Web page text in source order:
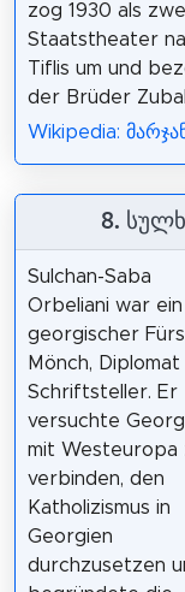
zog 1930 als
Staatstheater
Tiflis um und
der Brüder
Wikipedia:
8.
Sulchan-Saba
Orbeliani war ein
georgischer
Mönch, Diplomat
Schriftsteller. Er
versuchte
mit Westeuropa
verbinden, den
Katholizismus in
Georgien
durchzusetzen